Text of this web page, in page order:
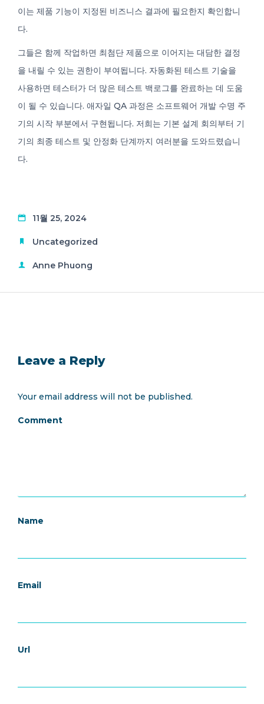
이는 제품 기능이 지정된 비즈니스 결과에 필요한지 확인합니
다.
그들은 함께 작업하면 최첨단 제품으로 이어지는 대담한 결정
을 내릴 수 있는 권한이 부여됩니다. 자동화된 테스트 기술을
사용하면 테스터가 더 많은 테스트 백로그를 완료하는 데 도움
이 될 수 있습니다. 애자일 QA 과정은 소프트웨어 개발 수명 주
기의 시작 부분에서 구현됩니다. 저희는 기본 설계 회의부터 기
기의 최종 테스트 및 안정화 단계까지 여러분을 도와드렸습니
다.
11월 25, 2024
Uncategorized
Anne Phuong
Leave a Reply
Your email address will not be published.
Comment
Name
Email
Url